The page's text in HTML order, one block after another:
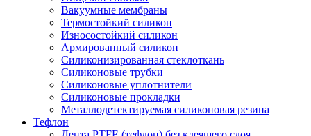
Вакуумные мембраны
Термостойкий силикон
Износостойкий силикон
Армированный силикон
Силиконизированная стеклоткань
Силиконовые трубки
Силиконовые уплотнители
Силиконовые прокладки
Металлодетектируемая силиконовая резина
Тефлон